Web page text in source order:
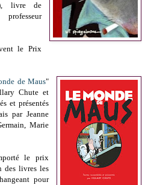
livre de
le Prix
de Maus"
Chute et
et présentés
par Jeanne
Marie
le prix
des livres les
pour